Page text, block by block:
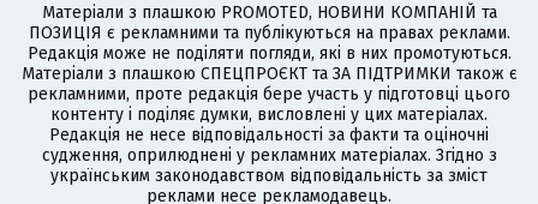
Матеріали з плашкою PROMOTED, НОВИНИ КОМПАНІЙ та
ПОЗИЦІЯ є рекламними та публікуються на правах реклами.
Редакція може не поділяти погляди, які в них промотуються.
Матеріали з плашкою СПЕЦПРОЄКТ та ЗА ПІДТРИМКИ також є
рекламними, проте редакція бере участь у підготовці цього
контенту і поділяє думки, висловлені у цих матеріалах.
Редакція не несе відповідальності за факти та оціночні
судження, оприлюднені у рекламних матеріалах. Згідно з
українським законодавством відповідальність за зміст
реклами несе рекламодавець.